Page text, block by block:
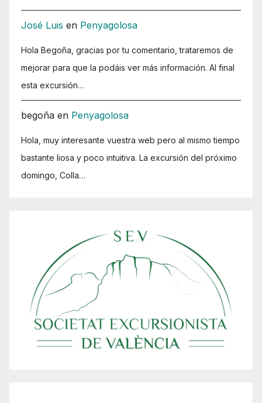
José Luis en Penyagolosa
Hola Begoña, gracias por tu comentario, trataremos de
mejorar para que la podáis ver más información. Al final
esta excursión…
begoña en Penyagolosa
Hola, muy interesante vuestra web pero al mismo tiempo
bastante liosa y poco intuitiva. La excursión del próximo
domingo, Colla…